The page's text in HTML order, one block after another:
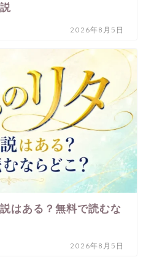
2026年8月5日
はある？無料で読むな
2026年8月5日